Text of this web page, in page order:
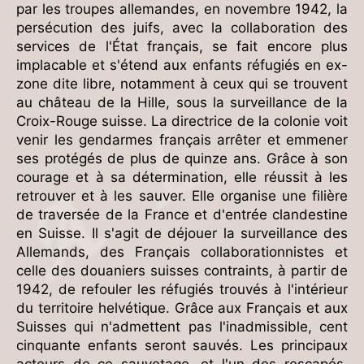
par les troupes allemandes, en novembre 1942, la
persécution des juifs, avec la collaboration des
services de l'État français, se fait encore plus
implacable et s'étend aux enfants réfugiés en ex-
zone dite libre, notamment à ceux qui se trouvent
au château de la Hille, sous la surveillance de la
Croix-Rouge suisse. La directrice de la colonie voit
venir les gendarmes français arrêter et emmener
ses protégés de plus de quinze ans. Grâce à son
courage et à sa détermination, elle réussit à les
retrouver et à les sauver. Elle organise une filière
de traversée de la France et d'entrée clandestine
en Suisse. Il s'agit de déjouer la surveillance des
Allemands, des Français collaborationnistes et
celle des douaniers suisses contraints, à partir de
1942, de refouler les réfugiés trouvés à l'intérieur
du territoire helvétique. Grâce aux Français et aux
Suisses qui n'admettent pas l'inadmissible, cent
cinquante enfants seront sauvés. Les principaux